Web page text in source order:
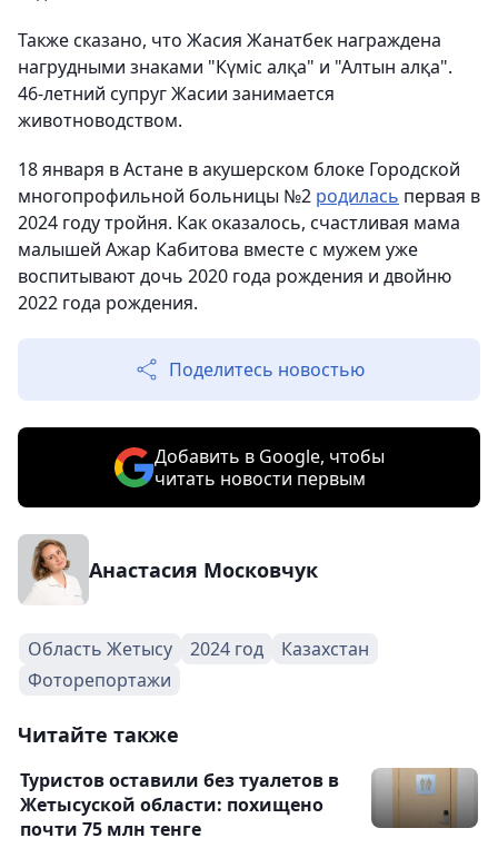
Также сказано, что Жасия Жанатбек награждена
нагрудными знаками "Күміс алқа" и "Алтын алқа".
46-летний супруг Жасии занимается
животноводством.
18 января в Астане в акушерском блоке Городской
многопрофильной больницы №2 родилась первая в
2024 году тройня. Как оказалось, счастливая мама
малышей Ажар Кабитова вместе с мужем уже
воспитывают дочь 2020 года рождения и двойню
2022 года рождения.
Поделитесь новостью
Добавить в Google, чтобы
читать новости первым
Анастасия Московчук
Область Жетысу 2024 год
Казахстан
Фоторепортажи
Читайте также
Туристов оставили без туалетов в
Жетысуской области: похищено
почти 75 млн тенге